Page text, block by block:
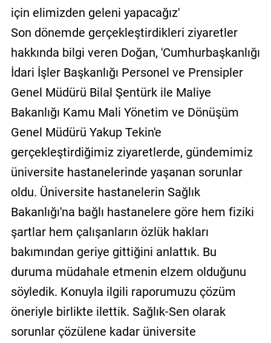
için elimizden geleni yapacağız'
Son dönemde gerçekleştirdikleri ziyaretler
hakkında bilgi veren Doğan, 'Cumhurbaşkanlığı
İdari İşler Başkanlığı Personel ve Prensipler
Genel Müdürü Bilal Şentürk ile Maliye
Bakanlığı Kamu Mali Yönetim ve Dönüşüm
Genel Müdürü Yakup Tekin'e
gerçekleştirdiğimiz ziyaretlerde, gündemimiz
üniversite hastanelerinde yaşanan sorunlar
oldu. Üniversite hastanelerin Sağlık
Bakanlığı'na bağlı hastanelere göre hem fiziki
şartlar hem çalışanların özlük hakları
bakımından geriye gittiğini anlattık. Bu
duruma müdahale etmenin elzem olduğunu
söyledik. Konuyla ilgili raporumuzu çözüm
öneriyle birlikte ilettik. Sağlık-Sen olarak
sorunlar çözülene kadar üniversite